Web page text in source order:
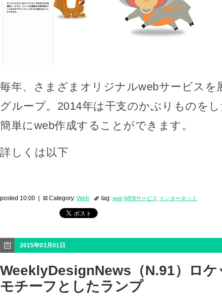
毎年、さまざまオリジナルwebサービスを
グループ。2014年は干支のかぶりものを
簡単にweb作成することができます。
詳しくは以下
posted 10:00 | Category: Web tag: web WEBサービス インターネット
2015年03月01日
WeeklyDesignNews（N.91）ロケ
モチーフとしたランプ